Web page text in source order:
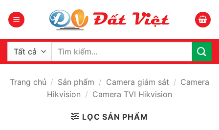
qua
dung
Tìm
Trang chủ / Sản phẩm / Camera giám sát / Camera
Hikvision / Camera TVI Hikvision
LỌC SẢN PHẨM